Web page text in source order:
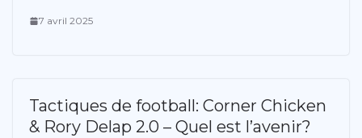
7 avril 2025
Tactiques de football: Corner Chicken
& Rory Delap 2.0 – Quel est l’avenir?